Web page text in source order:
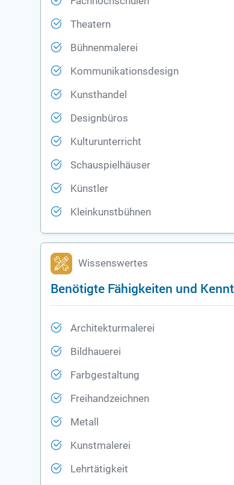
Theatern
Bühnenmalerei
Kommunikationsdesign
Kunsthandel
Designbüros
Kulturunterricht
Schauspielhäuser
Künstler
Kleinkunstbühnen
Wissenswertes
Benötigte Fähigkeiten und
Architekturmalerei
Bildhauerei
Farbgestaltung
Freihandzeichnen
Metall
Kunstmalerei
Lehrtätigkeit